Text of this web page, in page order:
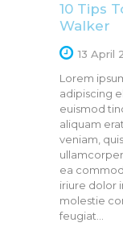
10 Tips
Walker
13 April
Lorem
adipiscing
euismod
aliquam
veniam,
ea
iriure dolor
molestie
feugiat…